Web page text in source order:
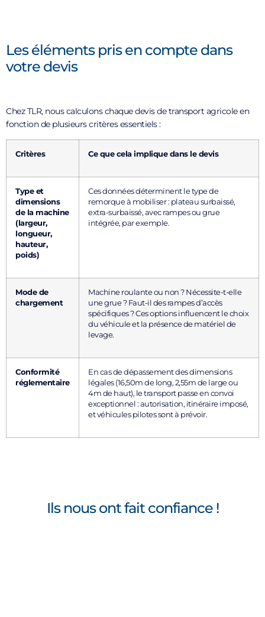
Les éléments pris en compte dans
votre devis
Chez TLR, nous calculons chaque devis de transport agricole en
fonction de plusieurs critères essentiels :
Critères Ce que cela implique dans le devis
Type et
dimensions
de la machine
(largeur,
longueur,
hauteur,
poids)
Ces données déterminent le type de
remorque à mobiliser : plateau surbaissé,
extra-surbaissé, avec rampes ou grue
intégrée, par exemple.
Mode de
chargement
Machine roulante ou non ? Nécessite-t-elle
une grue ? Faut-il des rampes d’accès
spécifiques ? Ces options influencent le choix
du véhicule et la présence de matériel de
levage.
Conformité
réglementaire
En cas de dépassement des dimensions
légales (16,50m de long, 2,55m de large ou
4m de haut), le transport passe en convoi
exceptionnel : autorisation, itinéraire imposé,
et véhicules pilotes sont à prévoir.
Ils nous ont fait confiance !